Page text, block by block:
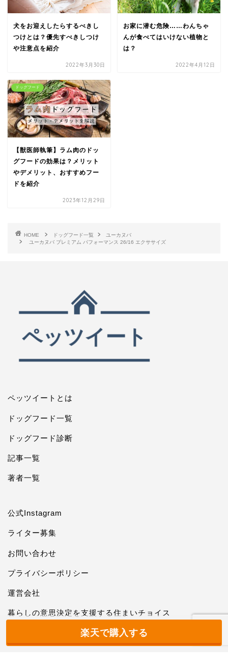
犬をお迎えしたらするべきし
つけとは？優先すべきしつけ
や注意点を紹介
2022年3月30日
お家に潜む危険……わんちゃ
んが食べてはいけない植物と
は？
2022年4月12日
ドッグフード
【獣医師執筆】ラム肉のドッ
グフードの効果は？メリット
やデメリット、おすすめフー
ドを紹介
2023年12月29日
HOME ドッグフード一覧
ユーカヌバ
ユーカヌバ プレミアム パフォーマンス 26/16 エクササイズ
ペッツイートとは
ドッグフード一覧
ドッグフード診断
記事一覧
著者一覧
公式Instagram
ライター募集
お問い合わせ
プライバシーポリシー
運営会社
暮らしの意思決定を支援する住まいチョイス
楽天で購入する